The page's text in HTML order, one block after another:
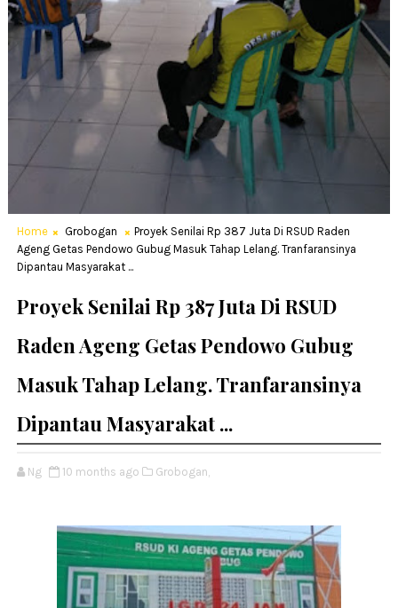
Home Grobogan
Proyek Senilai Rp 387 Juta Di RSUD Raden
Ageng Getas Pendowo Gubug Masuk Tahap Lelang. Tranfaransinya
Dipantau Masyarakat ...
Proyek Senilai Rp 387 Juta Di RSUD
Raden Ageng Getas Pendowo Gubug
Masuk Tahap Lelang. Tranfaransinya
Dipantau Masyarakat ...
Ng 10 months ago Grobogan,